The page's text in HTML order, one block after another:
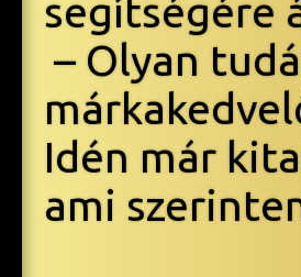
segítségére
– Olyan
Idén már
ami